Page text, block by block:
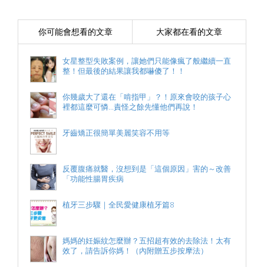
你可能會想看的文章 大家都在看的文章
女星整型失敗案例，讓她們只能像瘋了般繼續一直
整！但最後的結果讓我都嚇傻了！！
你幾歲大了還在「啃指甲」？！原來會咬的孩子心
裡都這麼可憐...責怪之餘先懂他們再說！
牙齒矯正很簡單美麗笑容不用等
反覆腹痛就醫，沒想到是「這個原因」害的～改善
「功能性腸胃疾病
植牙三步驟｜全民愛健康植牙篇8
媽媽的妊娠紋怎麼辦？五招超有效的去除法！太有
效了，請告訴你媽！（內附贈五步按摩法）